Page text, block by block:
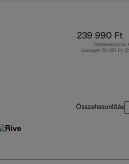
239 990 Ft
Tartalmazza az
összegét 51 021 Ft
Összehasonlítás